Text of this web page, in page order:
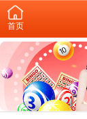
首页